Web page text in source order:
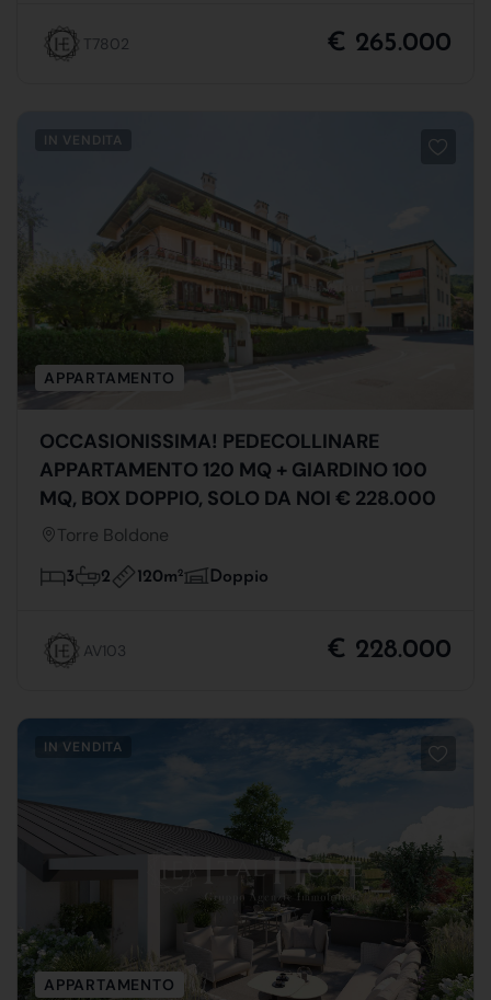
T7802 € 265.000
IN VENDITA
APPARTAMENTO
OCCASIONISSIMA! PEDECOLLINARE
APPARTAMENTO 120 MQ + GIARDINO 100
MQ, BOX DOPPIO, SOLO DA NOI € 228.000
Torre Boldone
3 2 120m2 Doppio
AV103 € 228.000
IN VENDITA
APPARTAMENTO